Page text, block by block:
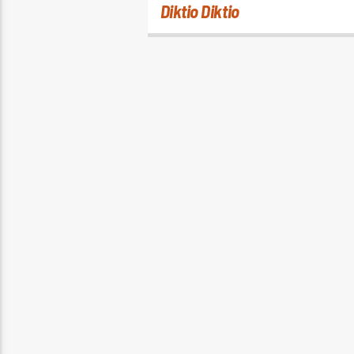
Diktio Diktio